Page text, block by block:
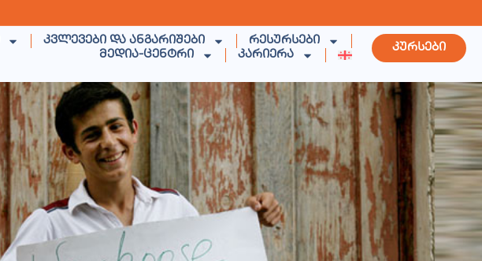
კვლევები და ანგარიშები
რესურსები
მედია-ცენტრი
კარიერა
კურსები